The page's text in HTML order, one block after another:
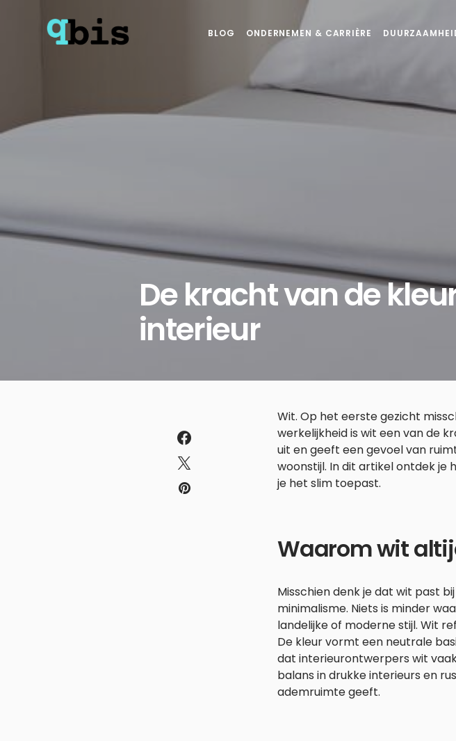
BLOG ONDERNEMEN & CARRIÈRE
De kracht van de
interieur
Wit. Op het eerste gezicht
werkelijkheid is wit een van de
uit en geeft een gevoel van
woonstijl. In dit artikel ontdek je
je het slim toepast.
Waarom wit
Misschien denk je dat wit past
minimalisme. Niets is minder
landelijke of moderne stijl. Wit
De kleur vormt een neutrale
dat interieurontwerpers wit
balans in drukke interieurs en
ademruimte geeft.